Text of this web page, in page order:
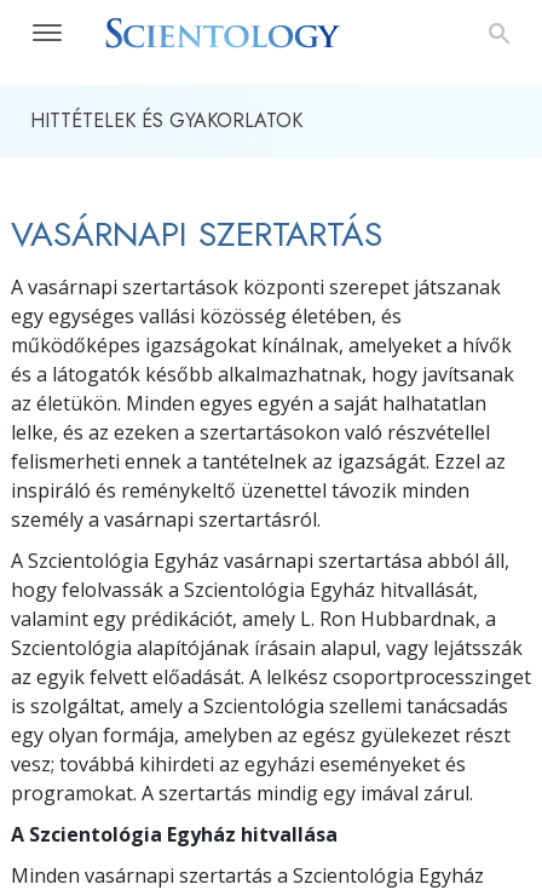
HITTÉTELEK ÉS GYAKORLATOK
VASÁRNAPI SZERTARTÁS
A vasárnapi szertartások központi szerepet játszanak
egy egységes vallási közösség életében, és
működőképes igazságokat kínálnak, amelyeket a hívők
és a látogatók később alkalmazhatnak, hogy javítsanak
az életükön. Minden egyes egyén a saját halhatatlan
lelke, és az ezeken a szertartásokon való részvétellel
felismerheti ennek a tantételnek az igazságát. Ezzel az
inspiráló és reménykeltő üzenettel távozik minden
személy a vasárnapi szertartásról.
A Szcientológia Egyház vasárnapi szertartása abból áll,
hogy felolvassák a Szcientológia Egyház hitvallását,
valamint egy prédikációt, amely L. Ron Hubbardnak, a
Szcientológia alapítójának írásain alapul, vagy lejátsszák
az egyik felvett előadását. A lelkész csoportprocesszinget
is szolgáltat, amely a Szcientológia szellemi tanácsadás
egy olyan formája, amelyben az egész gyülekezet részt
vesz; továbbá kihirdeti az egyházi eseményeket és
programokat. A szertartás mindig egy imával zárul.
A Szcientológia Egyház hitvallása
Minden vasárnapi szertartás a Szcientológia Egyház